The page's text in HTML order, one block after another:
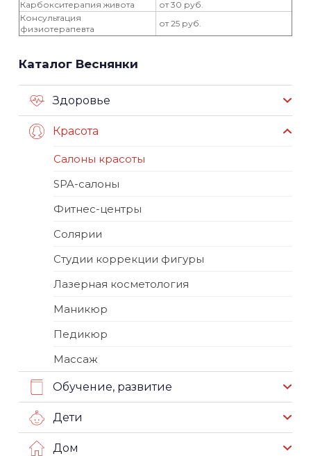
Карбокситерапия живота
от 30 руб.
Консультация
физиотерапевта
от 25 руб.
Каталог Веснянки
Здоровье
Красота
Салоны красоты
SPA-салоны
Фитнес-центры
Солярии
Студии коррекции фигуры
Лазерная косметология
Маникюр
Педикюр
Массаж
Обучение, развитие
Дети
Дом